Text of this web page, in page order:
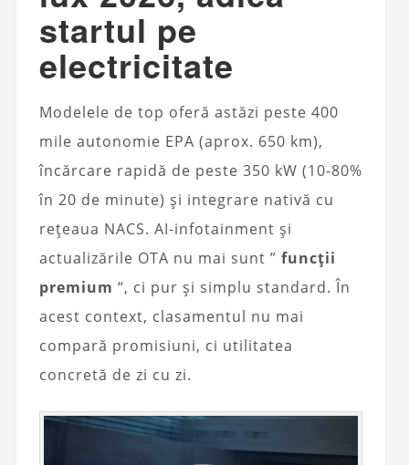
startul pe
electricitate
Modelele de top oferă astăzi peste 400
mile autonomie EPA (aprox. 650 km),
încărcare rapidă de peste 350 kW (10-80%
în 20 de minute) și integrare nativă cu
rețeaua NACS. AI-infotainment și
actualizările OTA nu mai sunt ” funcții
premium “, ci pur și simplu standard. În
acest context, clasamentul nu mai
compară promisiuni, ci utilitatea
concretă de zi cu zi.